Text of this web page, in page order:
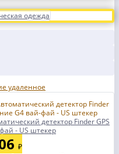
одежда
детектор Finder GPS
- US штекер
₽